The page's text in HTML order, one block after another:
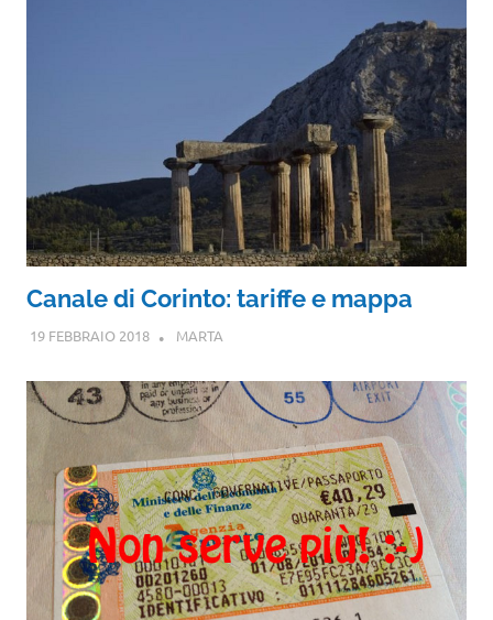
Canale di Corinto: tariffe e mappa
19 FEBBRAIO 2018 MARTA